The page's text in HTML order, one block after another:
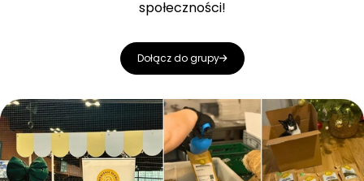
społeczności!
Dołącz do grupy